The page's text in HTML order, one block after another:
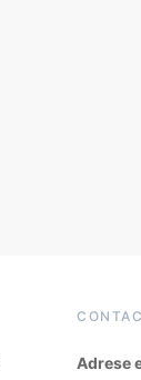
Adrese